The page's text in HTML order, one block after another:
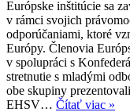
Európske inštitúcie sa
v rámci svojich
odporúčaniami, ktoré
Európy. Členovia
v spolupráci s
stretnutie s mladými
obe skupiny
EHSV… Čítať viac »